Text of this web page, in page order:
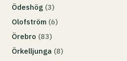
Ödeshög (3)
Olofström (6)
Örebro (83)
Örkelljunga (8)